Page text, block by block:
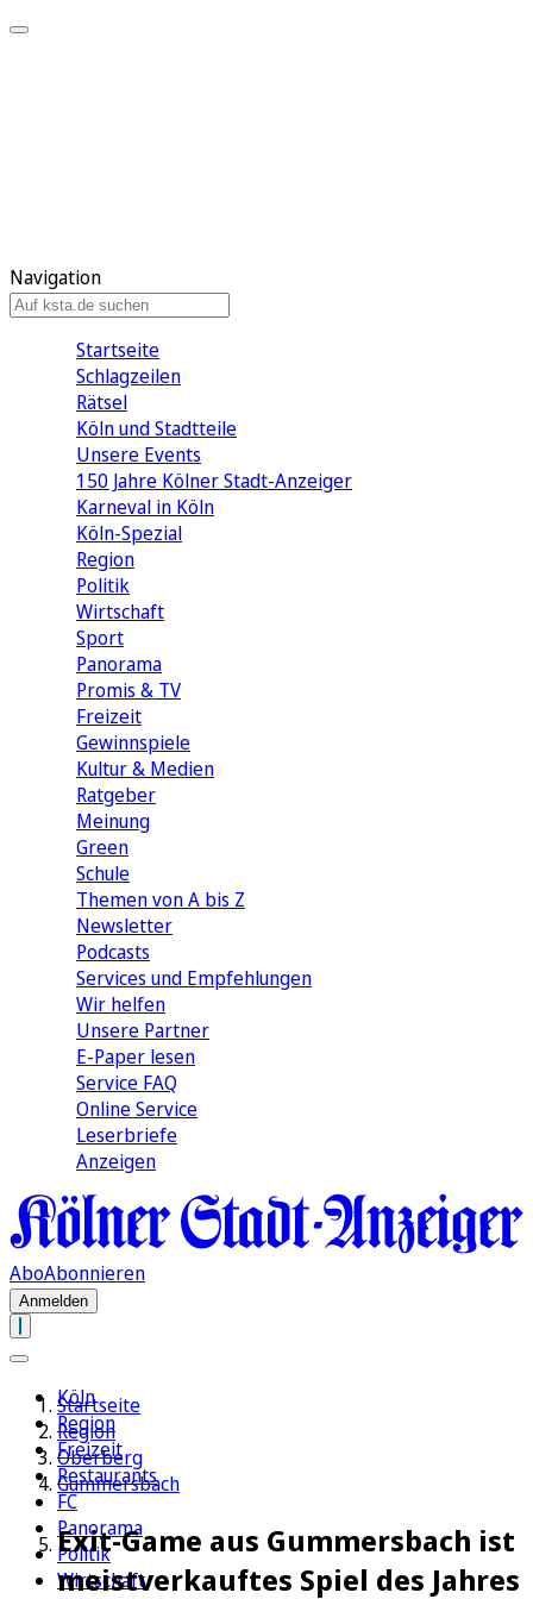
Navigation
Startseite
Schlagzeilen
Rätsel
Köln und Stadtteile
Unsere Events
150 Jahre Kölner Stadt-Anzeiger
Karneval in Köln
Köln-Spezial
Region
Politik
Wirtschaft
Sport
Panorama
Promis & TV
Freizeit
Gewinnspiele
Kultur & Medien
Ratgeber
Meinung
Green
Schule
Themen von A bis Z
Newsletter
Podcasts
Services und Empfehlungen
Wir helfen
Unsere Partner
E-Paper lesen
Service FAQ
Online Service
Leserbriefe
Anzeigen
AboAbonnieren
Anmelden
Köln
Region
Freizeit
Restaurants
FC
Panorama
Politik
Wirtschaft
Startseite
Region
Oberberg
Gummersbach
Exit-Game aus Gummersbach ist
meistverkauftes Spiel des Jahres